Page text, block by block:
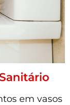
em vasos